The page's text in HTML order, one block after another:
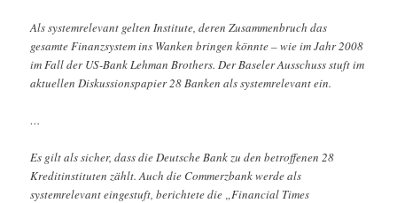
Als systemrelevant gelten Institute, deren Zusammenbruch das
gesamte Finanzsystem ins Wanken bringen könnte – wie im Jahr 2008
im Fall der US-Bank Lehman Brothers. Der Baseler Ausschuss stuft im
aktuellen Diskussionspapier 28 Banken als systemrelevant ein.
…
Es gilt als sicher, dass die Deutsche Bank zu den betroffenen 28
Kreditinstituten zählt. Auch die Commerzbank werde als
systemrelevant eingestuft, berichtete die „Financial Times